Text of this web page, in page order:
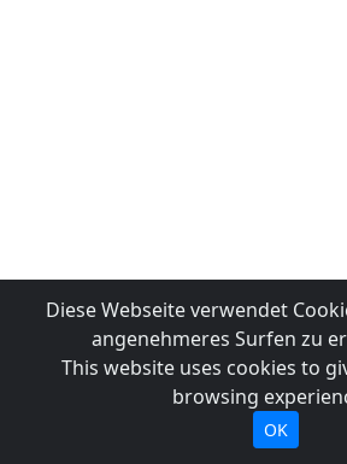
Diese Webseite verwendet
angenehmeres Surfen zu
This website uses cookies to
browsing
OK